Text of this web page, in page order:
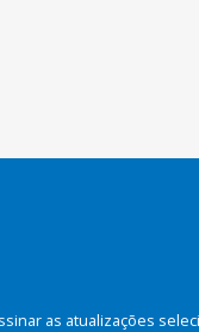
as atualizações